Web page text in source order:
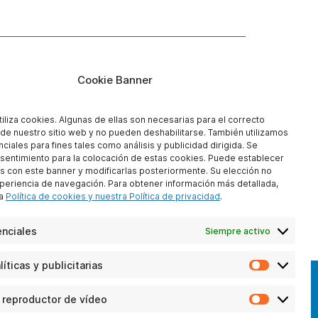
Cookie Banner
cookies. Algunas de ellas son necesarias para el correcto
nuestro sitio web y no pueden deshabilitarse. También utilizamos
para fines tales como análisis y publicidad dirigida. Se
para la colocación de estas cookies. Puede establecer
con este banner y modificarlas posteriormente. Su elección no
de navegación. Para obtener información más detallada,
Política de cookies y nuestra Política de privacidad.
Siempre activo
y publicitarias
Cookies
de vídeo
Cookies